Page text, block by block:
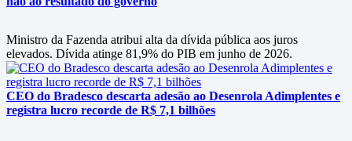
Ministro da Fazenda atribui alta da dívida pública aos juros
elevados. Dívida atinge 81,9% do PIB em junho de 2026.
CEO do Bradesco descarta adesão ao Desenrola Adimplentes e
registra lucro recorde de R$ 7,1 bilhões